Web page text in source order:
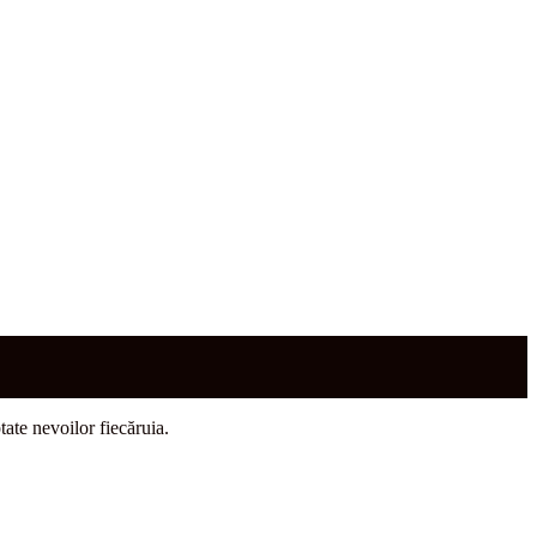
nevoilor fiecăruia.